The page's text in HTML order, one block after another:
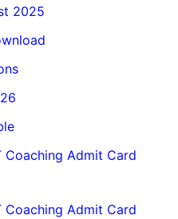
2025
Coaching Admit Card
Coaching Admit Card